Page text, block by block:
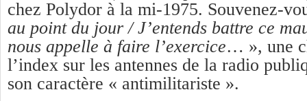
chez Polydor à la mi-1975. Souvenez-
au point du jour / J’entends battre ce
nous appelle à faire l’exercice… », une
l’index sur les antennes de la radio
son caractère « antimilitariste ».